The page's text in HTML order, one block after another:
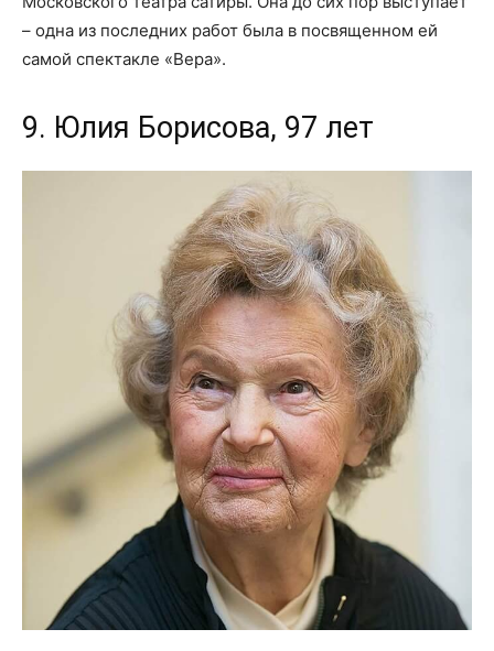
– одна из последних работ была в посвященном ей
самой спектакле «Вера».
9. Юлия Борисова, 97 лет